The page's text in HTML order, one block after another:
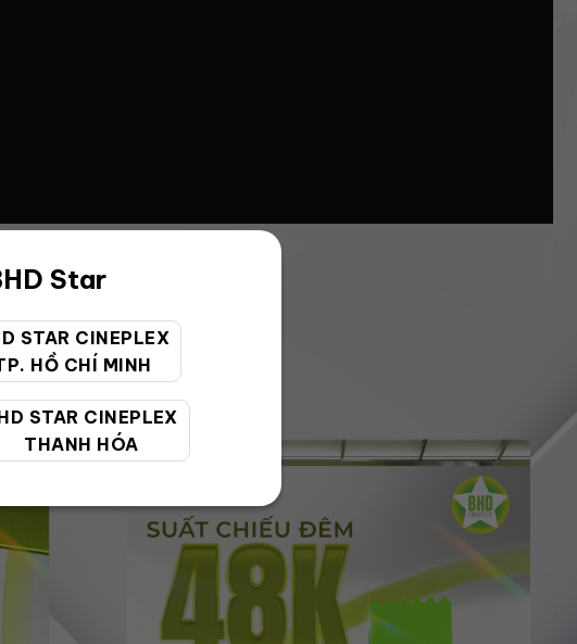
Star
STAR CINEPLEX
HỒ CHÍ MINH
STAR CINEPLEX
THANH HÓA